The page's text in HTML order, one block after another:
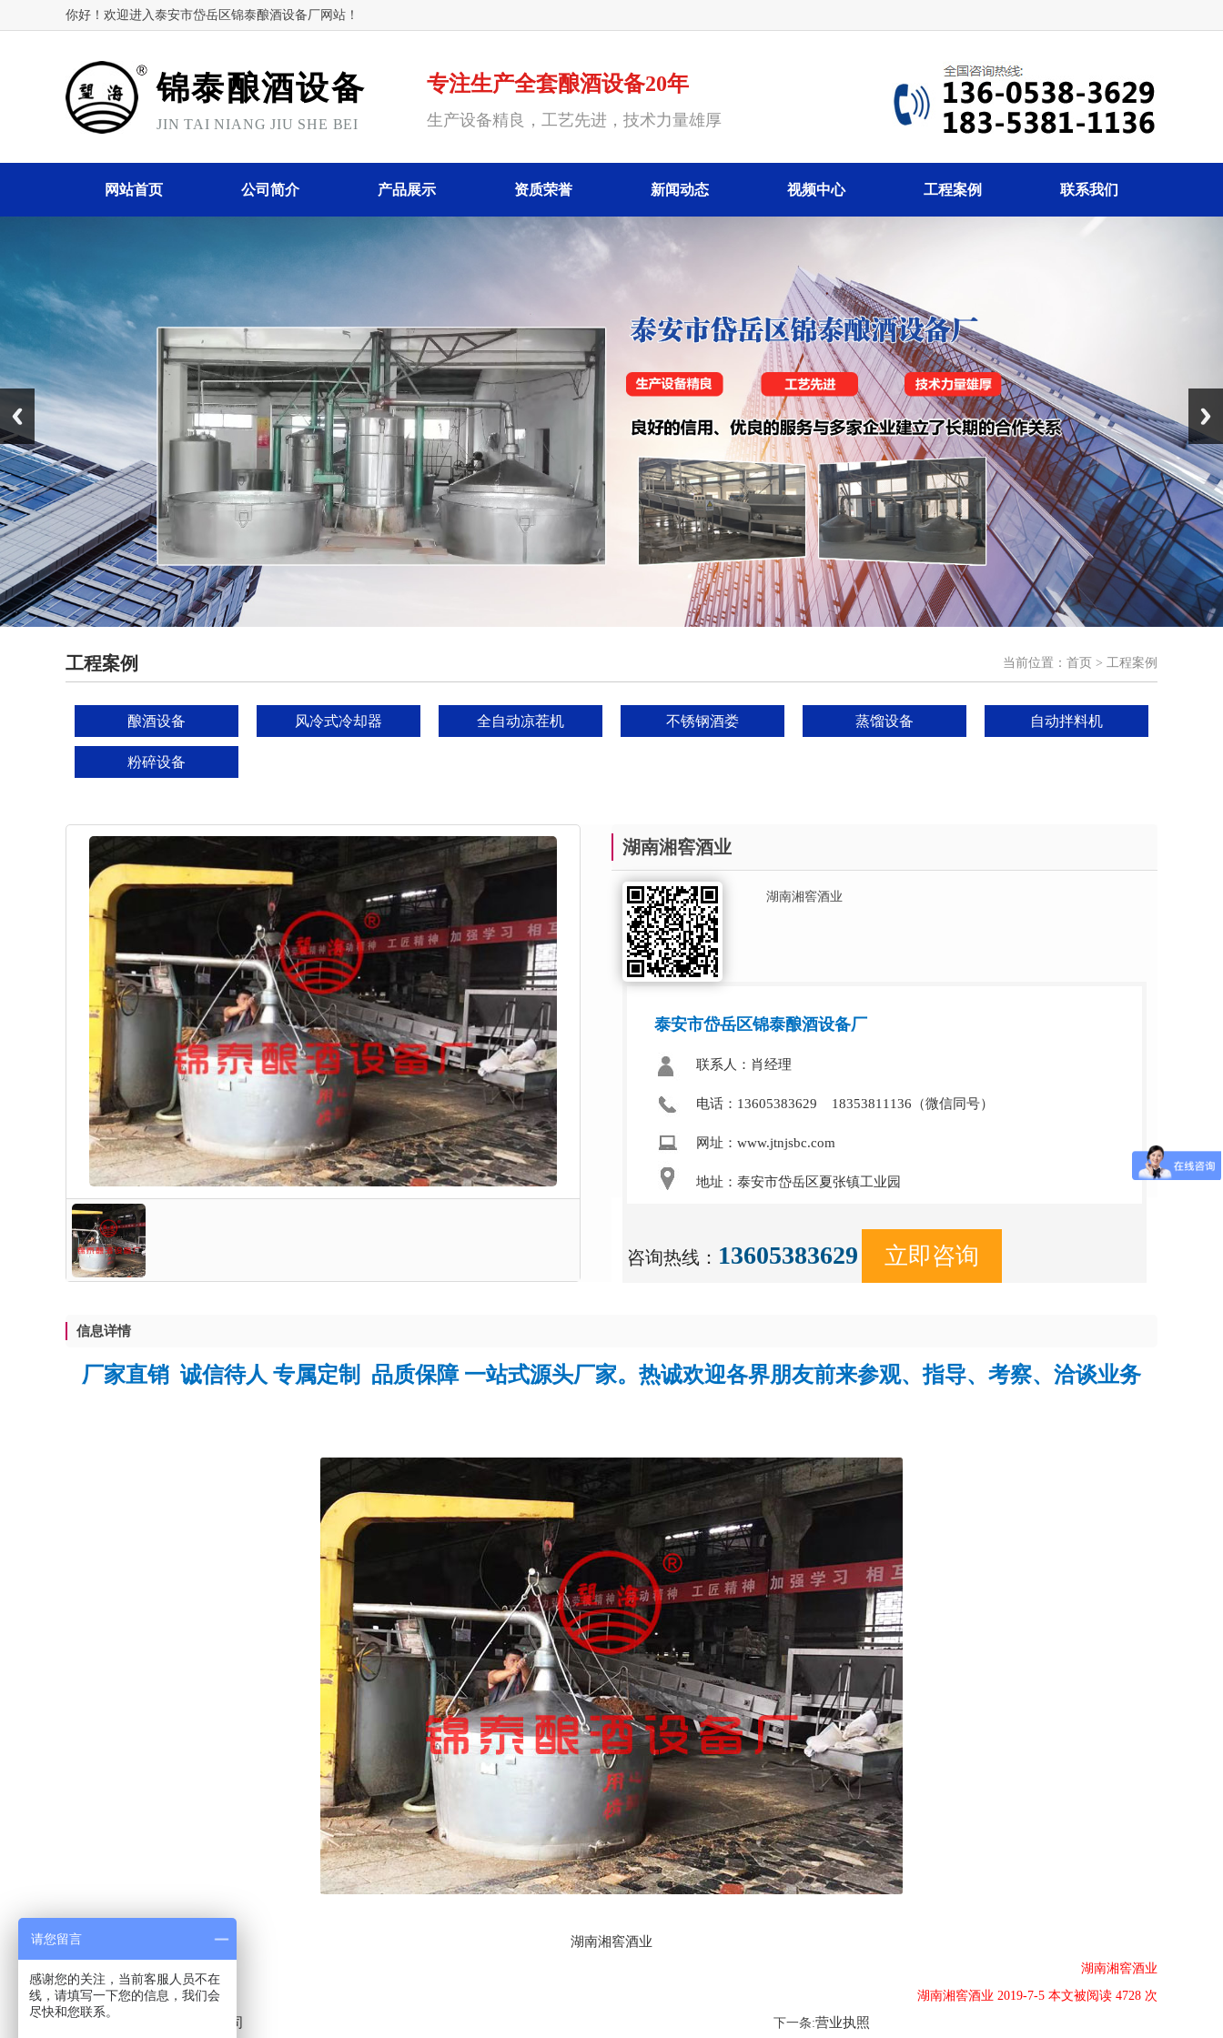
你好！欢迎进入泰安市岱岳区锦泰酿酒设备厂网站！
锦泰酿酒设备
JIN TAI NIANG JIU SHE BEI
专注生产全套酿酒设备20年
生产设备精良，工艺先进，技术力量雄厚
网站首页 公司简介 产品展示 资质荣誉 新闻动态 视频中心 工程案例 联系我们
工程案例 当前位置： 首页 > 工程案例
酿酒设备 风冷式冷却器 全自动凉茬机 不锈钢酒娄 蒸馏设备 自动拌料机
粉碎设备
湖南湘窖酒业
湖南湘窖酒业
泰安市岱岳区锦泰酿酒设备厂
联系人：肖经理
电话：13605383629 18353811136（微信同号）
网址：www.jtnjsbc.com
地址：泰安市岱岳区夏张镇工业园
咨询热线： 13605383629 立即咨询
信息详情
厂家直销 诚信待人 专属定制 品质保障 一站式源头厂家。热诚欢迎各界朋友前来参观、指导、考察、洽谈业务
湖南湘窖酒业
湖南湘窖酒业
湖南湘窖酒业 2019-7-5 本文被阅读 4728 次
湖南雁峰酒业有限公司 下一条:营业执照
请您留言
感谢您的关注，当前客服人员不在
线，请填写一下您的信息，我们会
尽快和您联系。